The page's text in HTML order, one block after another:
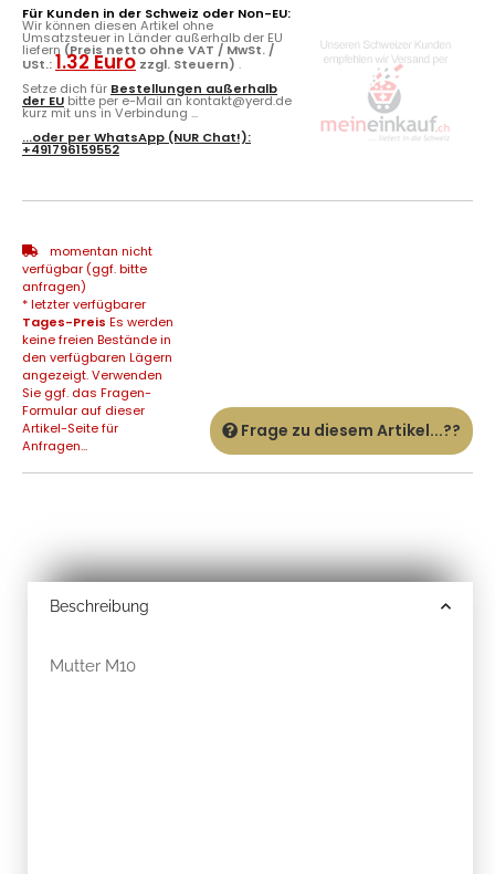
Für Kunden in der Schweiz oder Non-EU:
Wir können diesen Artikel ohne
Umsatzsteuer in Länder außerhalb der EU
liefern (Preis netto ohne VAT / MwSt. /
USt.:1.32 Euro zzgl. Steuern) .
Setze dich für Bestellungen außerhalb
der EU bitte per e-Mail an kontakt@yerd.de
kurz mit uns in Verbindung ...
...oder perWhatsApp (NUR Chat!):
+491796159552
momentan nicht
verfügbar (ggf. bitte
anfragen)
* letzter verfügbarer
Tages-Preis Es werden
keine freien Bestände in
den verfügbaren Lägern
angezeigt. Verwenden
Sie ggf. das Fragen-
Formular auf dieser
Artikel-Seite für
Anfragen...
Frage zu diesem Artikel...??
Beschreibung
Mutter M10